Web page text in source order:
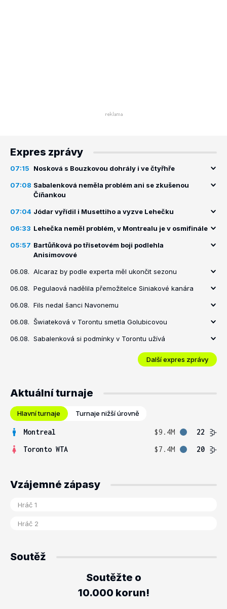
Expres zprávy
07:15 Nosková s Bouzkovou dohrály i ve čtyřhře
07:08 Sabalenková neměla problém ani se zkušenou
Číňankou
07:04 Jódar vyřídil i Musettiho a vyzve Lehečku
06:33 Lehečka neměl problém, v Montrealu je v osmifinále
05:57 Bartůňková po třísetovém boji podlehla
Anisimovové
06.08. Alcaraz by podle experta měl ukončit sezonu
06.08. Pegulaová nadělila přemožitelce Siniakové kanára
06.08. Fils nedal šanci Navonemu
06.08. Šwiateková v Torontu smetla Golubicovou
06.08. Sabalenková si podmínky v Torontu užívá
Další expres zprávy
Aktuální turnaje
Hlavní turnaje Turnaje nižší úrovně
Montreal $9.4M
22
Toronto WTA
$7.4M 20
Vzájemné zápasy
Soutěž
Soutěžte o
10.000 korun!